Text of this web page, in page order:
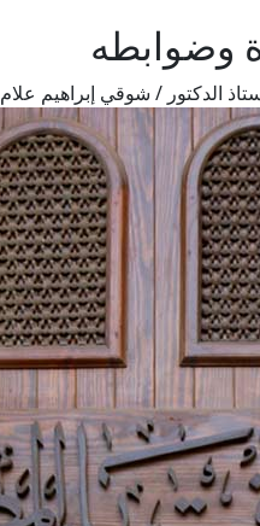
وضوابطه
الدكتور / شوقي إبراهيم علام